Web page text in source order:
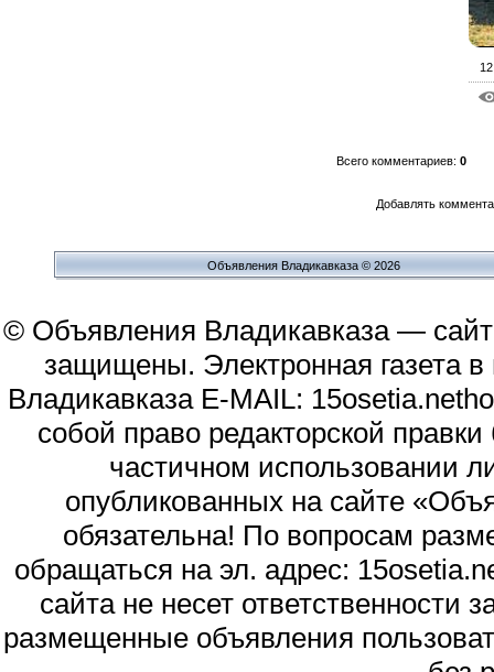
Всего комментариев: 0
Добавлять
Объявления Владикавказа © 2026
© Объявления Владикавказа —
защищены. Электронная газета
Владикавказа E-MAIL:
собой право редакторской
частичном использовании
опубликованных на сайте
обязательна! По вопросам
обращаться на эл. адрес:
сайта не несет
размещенные объявления